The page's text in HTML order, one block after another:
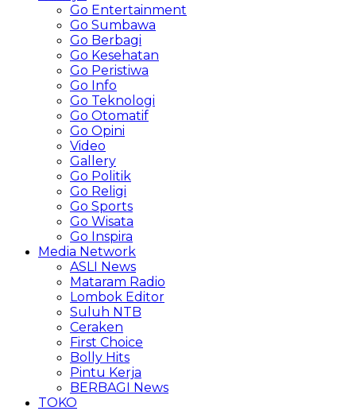
Go Entertainment
Go Sumbawa
Go Berbagi
Go Kesehatan
Go Peristiwa
Go Info
Go Teknologi
Go Otomatif
Go Opini
Video
Gallery
Go Politik
Go Religi
Go Sports
Go Wisata
Go Inspira
Media Network
ASLI News
Mataram Radio
Lombok Editor
Suluh NTB
Ceraken
First Choice
Bolly Hits
Pintu Kerja
BERBAGI News
TOKO